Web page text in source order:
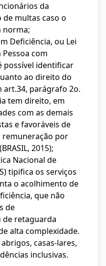
da
multas caso o
norma;
Deficiência, ou Lei
com
possível identificar
ao direito do
parágrafo 2o.
tem direito, em
com as demais
e favoráveis de
por
2015);
Nacional de
tipifica os serviços
o acolhimento de
que não
de
retaguarda
alta complexidade.
casas-lares,
inclusivas.